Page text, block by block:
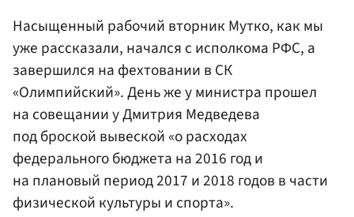
Насыщенный рабочий вторник Мутко, как мы
уже рассказали, начался с исполкома РФС, а
завершился на фехтовании в СК
«Олимпийский». День же у министра прошел
на совещании у Дмитрия Медведева
под броской вывеской «о расходах
федерального бюджета на 2016 год и
на плановый период 2017 и 2018 годов в части
физической культуры и спорта».